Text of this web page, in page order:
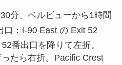
分、ベルビューから1時間
口：I-90 East の Exit 52
番出口を降りて左折。
たら右折。Pacific Crest